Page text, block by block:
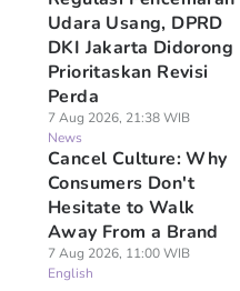
Udara Usang, DPRD
DKI Jakarta Didorong
Prioritaskan Revisi
Perda
7 Aug 2026, 21:38 WIB
News
Cancel Culture: Why
Consumers Don't
Hesitate to Walk
Away From a Brand
7 Aug 2026, 11:00 WIB
English